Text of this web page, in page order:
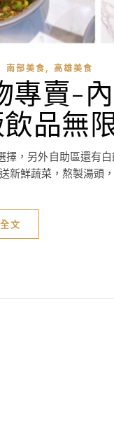
南部美食, 高雄美食
專賣-
品無
，另外自助區還有
新鮮蔬菜，熬製湯頭
文